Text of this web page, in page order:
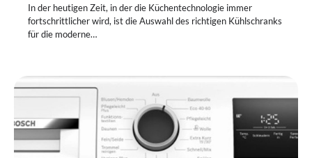
In der heutigen Zeit, in der die Küchentechnologie immer
fortschrittlicher wird, ist die Auswahl des richtigen Kühlschranks
für die moderne…